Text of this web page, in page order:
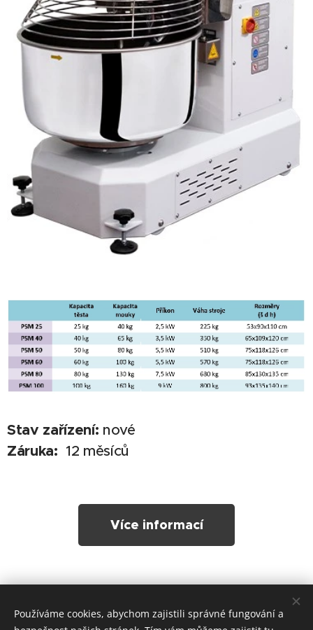
Stav zařízení: nové
Záruka: 12 měsíců
Více informací
Tesoro Technic s.r.o.
Používáme cookies, abychom zajistili správné fungování a